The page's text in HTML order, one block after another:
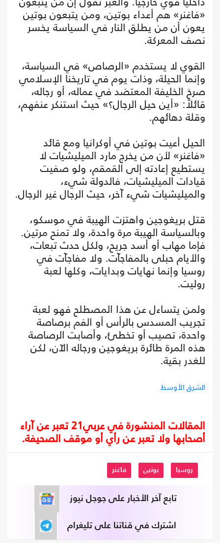
«فاغنر» هم أعداء بوتين، ومن يتبعون بوتين
يعون أن من يطلق النار في السياسة يخسر
نصف المعركة.
القوي لا يستخدم «الرصاص» في السياسة،
وإنما الحيلة، وذات يوم في تاريخنا الإسلامي
صرخ الخليفة المعتضد في عماله، أو رجاله،
قائلاً: «أين حيل الرجال؟» حيث استنكر عنفهم،
وقلة دهائهم.
الحيل أعيت بوتين في أوكرانيا ومع قائد
«فاغنر» لأن من يخرج مارد الميليشيات لا
يستطيع إعادته إلى القمقم، ولو صفيت
قيادات الميليشيات، فالدولة شيء،
والميليشيات شيء آخر، حيث الرجال غير الرجال.
قتل بريغوجين واهتزت الهيبة في موسكو،
وبالسياسة الهيبة مرة واحدة، ولا تمنح مرتين.
فإما مهاب أو أسد جريح، ولكل حدث تبعات،
والأيام حبلى بالمفاجآت. ولا مفاجآت في
روسيا وإنما نهايات وبدايات، وكلها لعبة
روليت.
ولمن يتساءل عن هذا المصطلح فهو لعبة
تجريب المسدس بالرأس أو الفم برصاصة
واحدة، تصيب أو تخطئ، وأصابت الرصاصة
هذه المرة طائرة بريغوجين ورجاله الآن، لكن
للغدر بقية.
الشرق الأوسط
المقالات المنشورة في عربي21 تعبر عن آراء
أصحابها ولا تعبر عن رأي أو موقف الصحيفة.
روسيا بوتين فاغنر
تابع آخر الأخبار على جوجل نيوز
اشترك في قناتنا على تليغرام